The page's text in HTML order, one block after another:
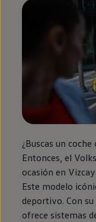
¿Buscas un coche
Entonces, el
ocasión en
Este modelo
deportivo. Con
ofrece sistemas